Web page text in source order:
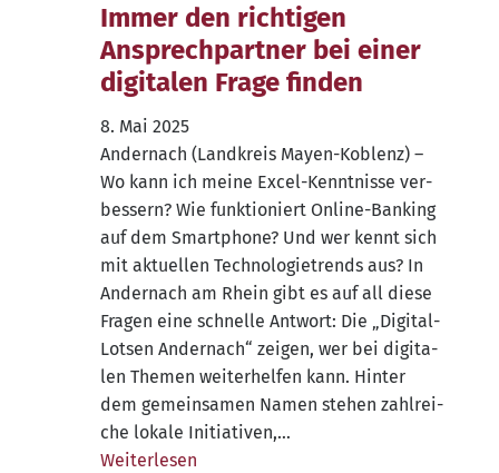
Immer den richtigen
Ansprechpartner bei einer
digitalen Frage finden
8. Mai 2025
Ander­nach (Land­kreis May­en-Koblenz) –
Wo kann ich mei­ne Excel-Kenn­t­­nis­­se ver­
bes­sern? Wie funk­tio­niert Online-Ban­king
auf dem Smart­phone? Und wer kennt sich
mit aktu­el­len Tech­no­lo­gie­trends aus? In
Ander­nach am Rhein gibt es auf all die­se
Fra­gen eine schnel­le Ant­wort: Die „Digi­­tal-
Lot­­sen Ander­nach“ zei­gen, wer bei digi­ta­
len The­men wei­ter­hel­fen kann. Hin­ter
dem gemein­sa­men Namen ste­hen zahl­rei­
che loka­le Initiativen,…
Wei­ter­le­sen